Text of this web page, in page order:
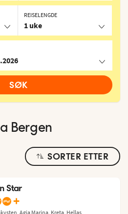
REISELENGDE
1 uke
SØK
Bergen
SORTER ETTER
Star
+
Agia Marina, Kreta, Hellas